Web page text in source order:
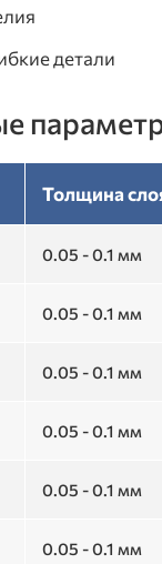
детали
Толщина
0.05 - 0.1 мм
0.05 - 0.1 мм
0.05 - 0.1 мм
0.05 - 0.1 мм
0.05 - 0.1 мм
0.05 - 0.1 мм